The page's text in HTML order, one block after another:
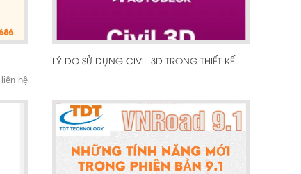
hệ
LÝ DO SỬ DỤNG CIVIL 3D TRONG THIẾT KẾ DỰ ÁN HẠ TẦNG